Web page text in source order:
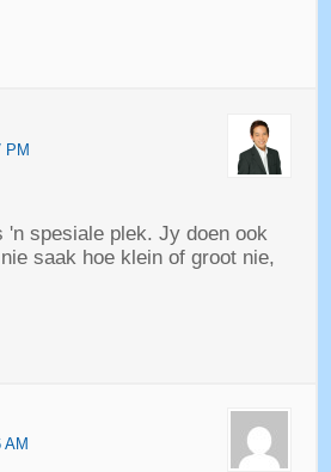
PM
'n spesiale plek. Jy doen ook
saak hoe klein of groot nie,
AM